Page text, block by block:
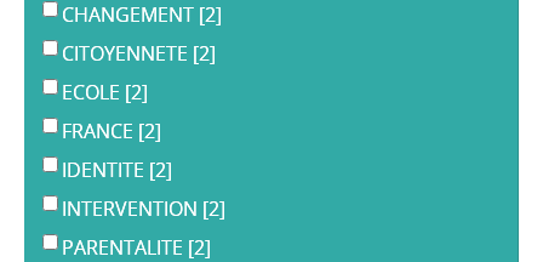
CHANGEMENT [2]
CITOYENNETE [2]
ECOLE [2]
FRANCE [2]
IDENTITE [2]
INTERVENTION [2]
PARENTALITE [2]